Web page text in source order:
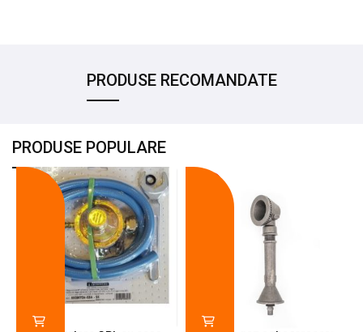
PRODUSE RECOMANDATE
PRODUSE POPULARE